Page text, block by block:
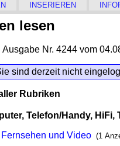
INSERIEREN
lesen
Nr. 4244 vom
sind derzeit nicht
Rubriken
Telefon/Handy, HiFi,
Fernsehen und Video (1